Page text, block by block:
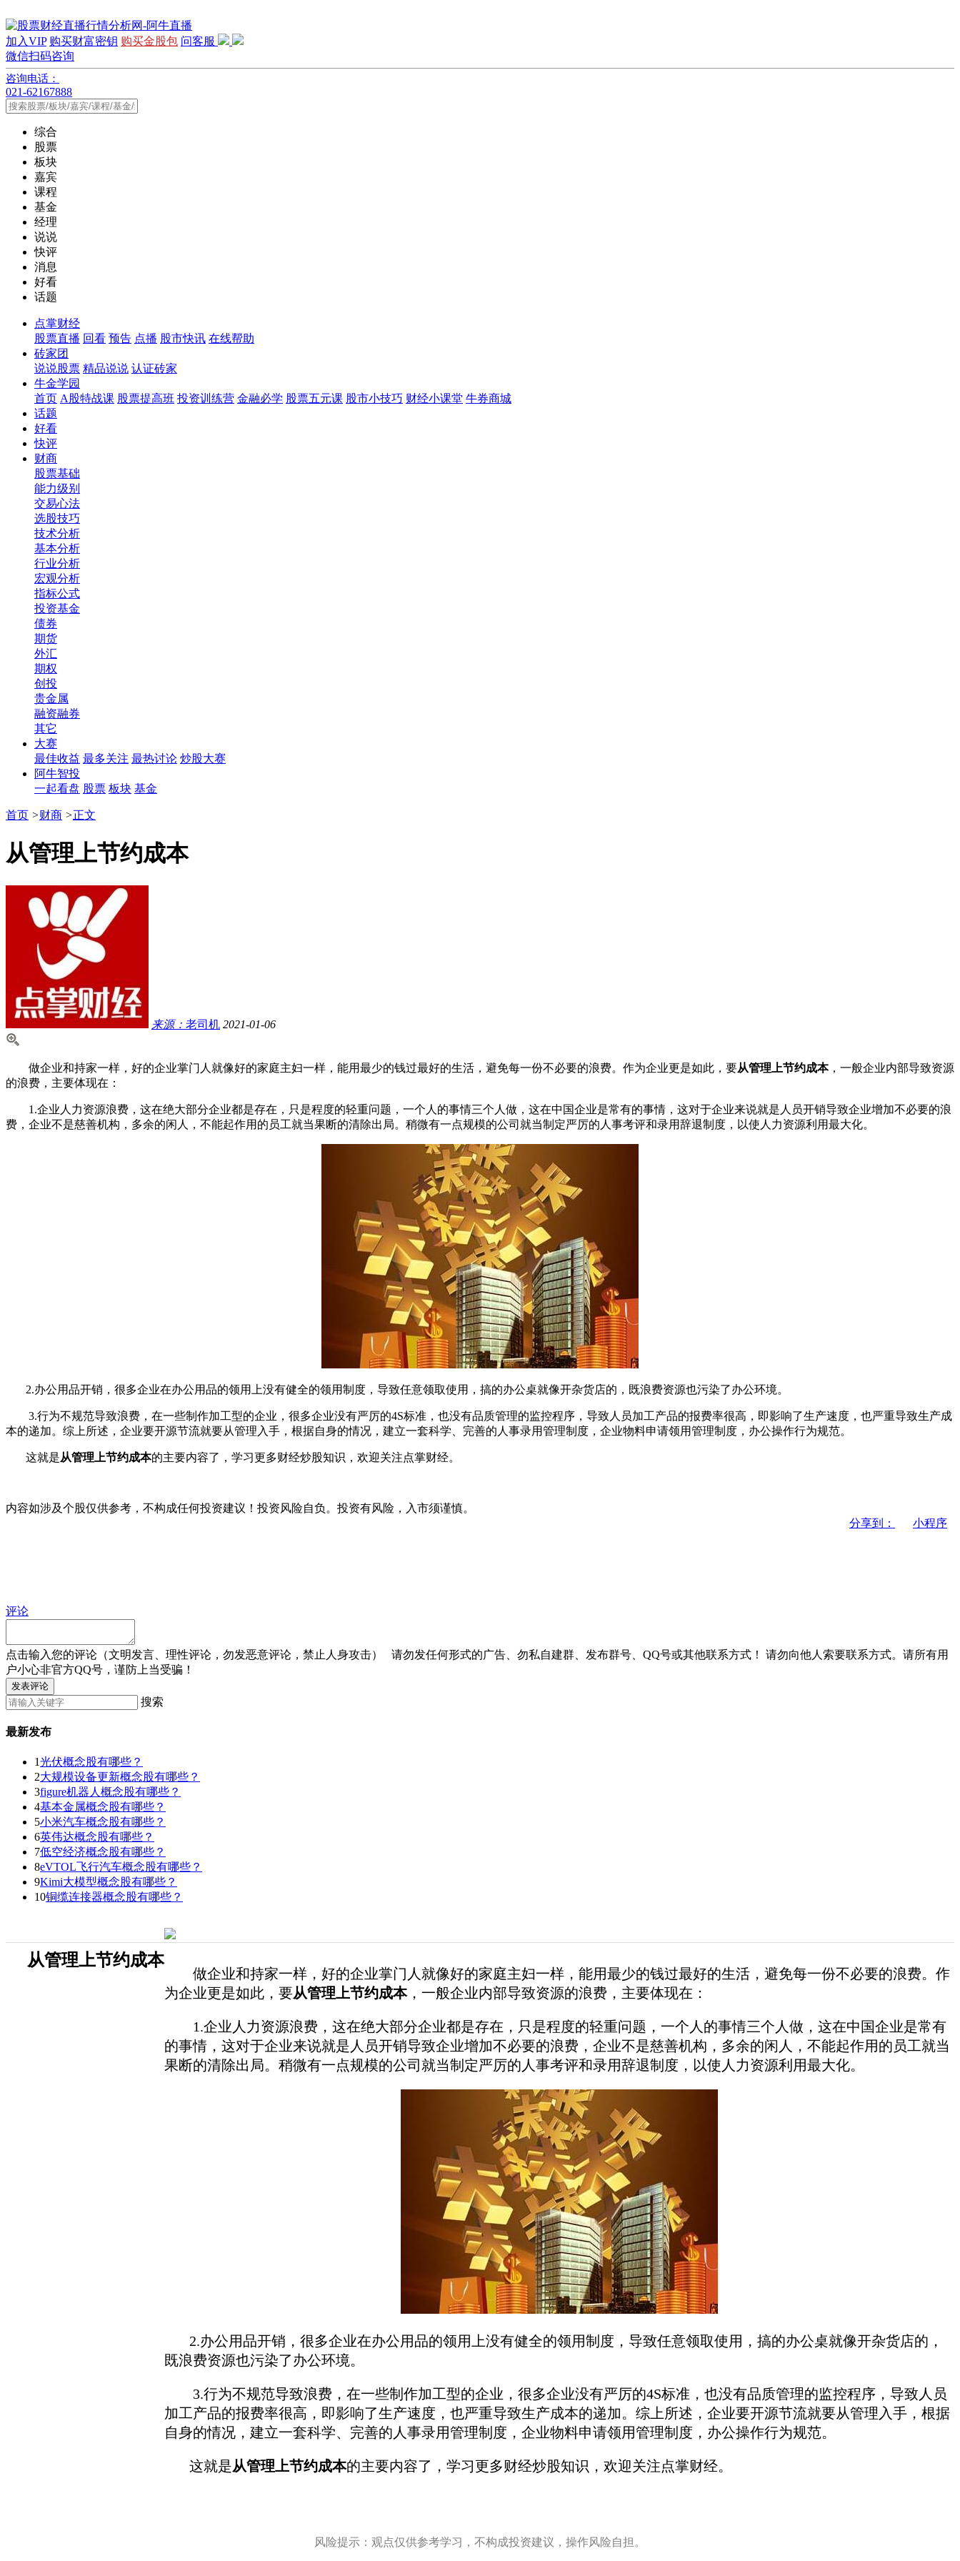
加入VIP 购买财富密钥 购买金股包 问客服
微信扫码咨询
咨询电话：
021-62167888
综合
股票
板块
嘉宾
课程
基金
经理
说说
快评
消息
好看
话题
点掌财经
股票直播 回看 预告 点播 股市快讯 在线帮助
砖家团
说说股票 精品说说 认证砖家
牛金学园
首页 A股特战课 股票提高班 投资训练营 金融必学 股票五元课 股市小技巧 财经小课堂 牛券商城
话题
好看
快评
财商
股票基础
能力级别
交易心法
选股技巧
技术分析
基本分析
行业分析
宏观分析
指标公式
投资基金
债券
期货
外汇
期权
创投
贵金属
融资融券
其它
大赛
最佳收益 最多关注 最热讨论 炒股大赛
阿牛智投
一起看盘 股票 板块 基金
首页 >财商 >正文
从管理上节约成本
来源： 老司机 2021-01-06
做企业和持家一样，好的企业掌门人就像好的家庭主妇一样，能用最少的钱过最好的生活，避免每一份不必要的浪费。作为企业更是如此，要从管理上节约成本，一般企业内部导致资源
的浪费，主要体现在：
1.企业人力资源浪费，这在绝大部分企业都是存在，只是程度的轻重问题，一个人的事情三个人做，这在中国企业是常有的事情，这对于企业来说就是人员开销导致企业增加不必要的浪
费，企业不是慈善机构，多余的闲人，不能起作用的员工就当果断的清除出局。稍微有一点规模的公司就当制定严厉的人事考评和录用辞退制度，以使人力资源利用最大化。
2.办公用品开销，很多企业在办公用品的领用上没有健全的领用制度，导致任意领取使用，搞的办公桌就像开杂货店的，既浪费资源也污染了办公环境。
3.行为不规范导致浪费，在一些制作加工型的企业，很多企业没有严厉的4S标准，也没有品质管理的监控程序，导致人员加工产品的报费率很高，即影响了生产速度，也严重导致生产成
本的递加。综上所述，企业要开源节流就要从管理入手，根据自身的情况，建立一套科学、完善的人事录用管理制度，企业物料申请领用管理制度，办公操作行为规范。
这就是从管理上节约成本的主要内容了，学习更多财经炒股知识，欢迎关注点掌财经。
内容如涉及个股仅供参考，不构成任何投资建议！投资风险自负。投资有风险，入市须谨慎。
分享到：
小程序
评论
点击输入您的评论（文明发言、理性评论，勿发恶意评论，禁止人身攻击） 请勿发任何形式的广告、勿私自建群、发布群号、QQ号或其他联系方式！
请勿向他人索要联系方式。请所有用
户小心非官方QQ号，谨防上当受骗！
发表评论
搜索
最新发布
1光伏概念股有哪些？
2大规模设备更新概念股有哪些？
3figure机器人概念股有哪些？
4基本金属概念股有哪些？
5小米汽车概念股有哪些？
6英伟达概念股有哪些？
7低空经济概念股有哪些？
8eVTOL飞行汽车概念股有哪些？
9Kimi大模型概念股有哪些？
10铜缆连接器概念股有哪些？
从管理上节约成本
做企业和持家一样，好的企业掌门人就像好的家庭主妇一样，能用最少的钱过最好的生活，避免每一份不必要的浪费。作
为企业更是如此，要从管理上节约成本，一般企业内部导致资源的浪费，主要体现在：
1.企业人力资源浪费，这在绝大部分企业都是存在，只是程度的轻重问题，一个人的事情三个人做，这在中国企业是常有
的事情，这对于企业来说就是人员开销导致企业增加不必要的浪费，企业不是慈善机构，多余的闲人，不能起作用的员工就当
果断的清除出局。稍微有一点规模的公司就当制定严厉的人事考评和录用辞退制度，以使人力资源利用最大化。
2.办公用品开销，很多企业在办公用品的领用上没有健全的领用制度，导致任意领取使用，搞的办公桌就像开杂货店的，
既浪费资源也污染了办公环境。
3.行为不规范导致浪费，在一些制作加工型的企业，很多企业没有严厉的4S标准，也没有品质管理的监控程序，导致人员
加工产品的报费率很高，即影响了生产速度，也严重导致生产成本的递加。综上所述，企业要开源节流就要从管理入手，根据
自身的情况，建立一套科学、完善的人事录用管理制度，企业物料申请领用管理制度，办公操作行为规范。
这就是从管理上节约成本的主要内容了，学习更多财经炒股知识，欢迎关注点掌财经。
风险提示：观点仅供参考学习，不构成投资建议，操作风险自担。